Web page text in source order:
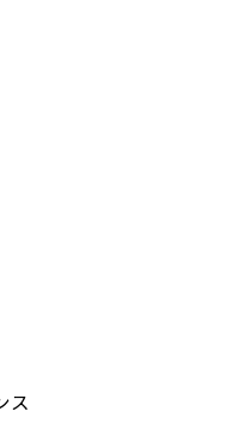
ス